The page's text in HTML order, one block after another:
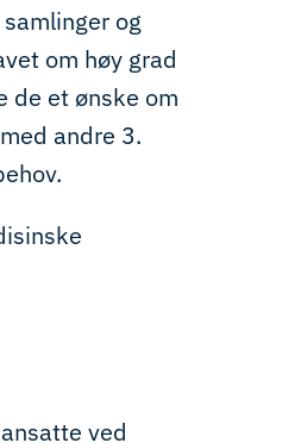
og
om høy grad
de et ønske om
andre 3.
ved